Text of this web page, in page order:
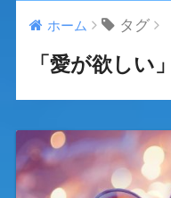
ホーム タグ
「愛が欲しい